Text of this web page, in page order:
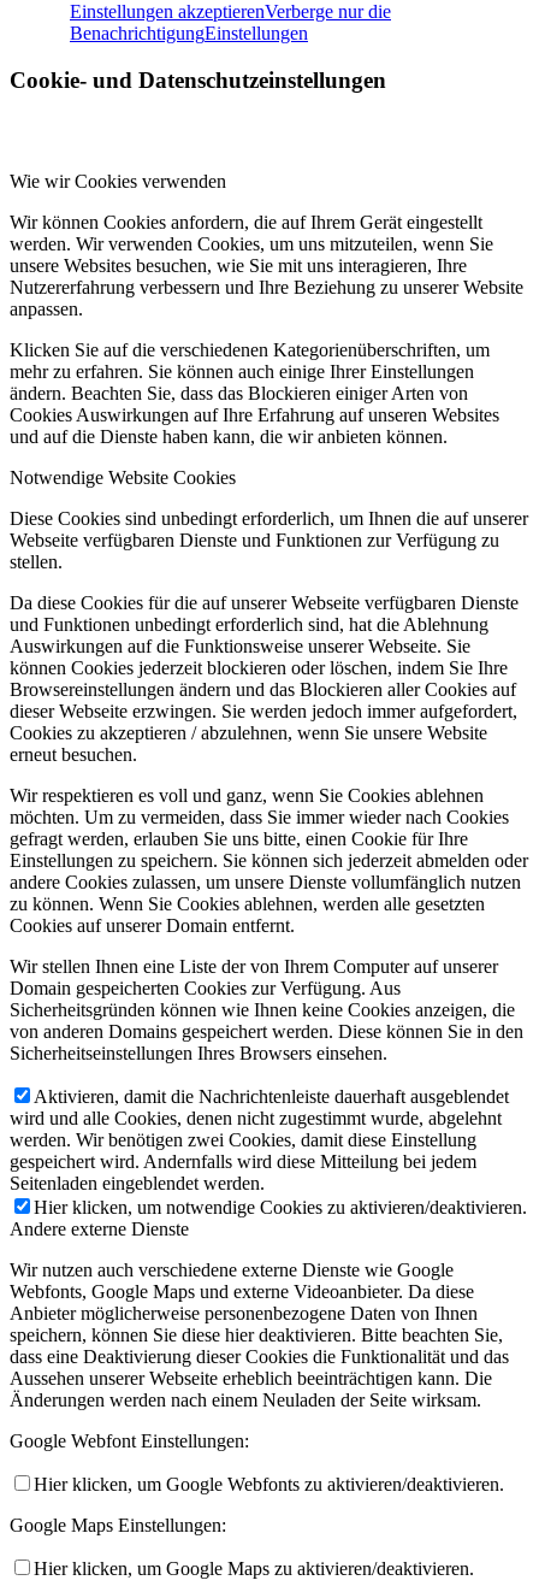
Einstellungen akzeptierenVerberge nur die
BenachrichtigungEinstellungen
Cookie- und Datenschutzeinstellungen
Wie wir Cookies verwenden
Wir können Cookies anfordern, die auf Ihrem Gerät eingestellt
werden. Wir verwenden Cookies, um uns mitzuteilen, wenn Sie
unsere Websites besuchen, wie Sie mit uns interagieren, Ihre
Nutzererfahrung verbessern und Ihre Beziehung zu unserer Website
anpassen.
Klicken Sie auf die verschiedenen Kategorienüberschriften, um
mehr zu erfahren. Sie können auch einige Ihrer Einstellungen
ändern. Beachten Sie, dass das Blockieren einiger Arten von
Cookies Auswirkungen auf Ihre Erfahrung auf unseren Websites
und auf die Dienste haben kann, die wir anbieten können.
Notwendige Website Cookies
Diese Cookies sind unbedingt erforderlich, um Ihnen die auf unserer
Webseite verfügbaren Dienste und Funktionen zur Verfügung zu
stellen.
Da diese Cookies für die auf unserer Webseite verfügbaren Dienste
und Funktionen unbedingt erforderlich sind, hat die Ablehnung
Auswirkungen auf die Funktionsweise unserer Webseite. Sie
können Cookies jederzeit blockieren oder löschen, indem Sie Ihre
Browsereinstellungen ändern und das Blockieren aller Cookies auf
dieser Webseite erzwingen. Sie werden jedoch immer aufgefordert,
Cookies zu akzeptieren / abzulehnen, wenn Sie unsere Website
erneut besuchen.
Wir respektieren es voll und ganz, wenn Sie Cookies ablehnen
möchten. Um zu vermeiden, dass Sie immer wieder nach Cookies
gefragt werden, erlauben Sie uns bitte, einen Cookie für Ihre
Einstellungen zu speichern. Sie können sich jederzeit abmelden oder
andere Cookies zulassen, um unsere Dienste vollumfänglich nutzen
zu können. Wenn Sie Cookies ablehnen, werden alle gesetzten
Cookies auf unserer Domain entfernt.
Wir stellen Ihnen eine Liste der von Ihrem Computer auf unserer
Domain gespeicherten Cookies zur Verfügung. Aus
Sicherheitsgründen können wie Ihnen keine Cookies anzeigen, die
von anderen Domains gespeichert werden. Diese können Sie in den
Sicherheitseinstellungen Ihres Browsers einsehen.
Aktivieren, damit die Nachrichtenleiste dauerhaft ausgeblendet
wird und alle Cookies, denen nicht zugestimmt wurde, abgelehnt
werden. Wir benötigen zwei Cookies, damit diese Einstellung
gespeichert wird. Andernfalls wird diese Mitteilung bei jedem
Seitenladen eingeblendet werden.
Hier klicken, um notwendige Cookies zu aktivieren/deaktivieren.
Andere externe Dienste
Wir nutzen auch verschiedene externe Dienste wie Google
Webfonts, Google Maps und externe Videoanbieter. Da diese
Anbieter möglicherweise personenbezogene Daten von Ihnen
speichern, können Sie diese hier deaktivieren. Bitte beachten Sie,
dass eine Deaktivierung dieser Cookies die Funktionalität und das
Aussehen unserer Webseite erheblich beeinträchtigen kann. Die
Änderungen werden nach einem Neuladen der Seite wirksam.
Google Webfont Einstellungen:
Hier klicken, um Google Webfonts zu aktivieren/deaktivieren.
Google Maps Einstellungen:
Hier klicken, um Google Maps zu aktivieren/deaktivieren.